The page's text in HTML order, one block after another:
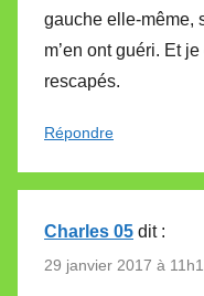
gauche elle-même,
m’en ont guéri. Et
rescapés.
Répondre
Charles 05 dit :
29 janvier 2017 à